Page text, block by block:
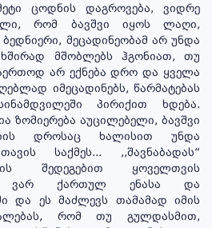
ცოდნის დაგროვება, ვიდრე
რომ ბავშვი იყოს ლაღი,
მეცადინეობამ არ უნდა
მშობლებს ჰგონიათ, თუ
არ ექნება დრო და ყველა
იმეცადინებს, წარმატებას
პირიქით ხდება.
ზომიერება აუცილებელი, ბავშვი
დროსაც ხალისით უნდა
საქმეს... ,,შავნაბადას“
შედეგებით ყოველთვის
ვარ ქართულ ენასა და
და ეს მაძლევს თამამად იმის
რომ თუ გულდასმით,